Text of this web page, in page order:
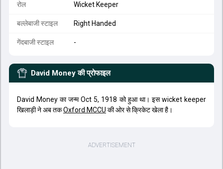
रोल Wicket Keeper
बल्लेबाजी स्टाइल Right Handed
गेंदबाजी स्टाइल -
David Money की प्रोफाइल
David Money का जन्म Oct 5, 1918 को हुआ था। इस wicket keeper
खिलाड़ी ने अब तकOxford MCCU की ओर से क्रिकेट खेला है।